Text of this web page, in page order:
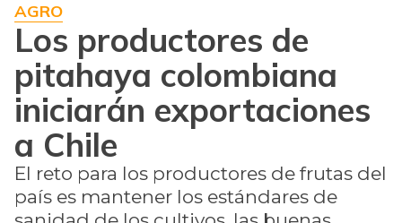
AGRO
Los productores de
pitahaya colombiana
iniciarán exportaciones
a Chile
El reto para los productores de frutas del
país es mantener los estándares de